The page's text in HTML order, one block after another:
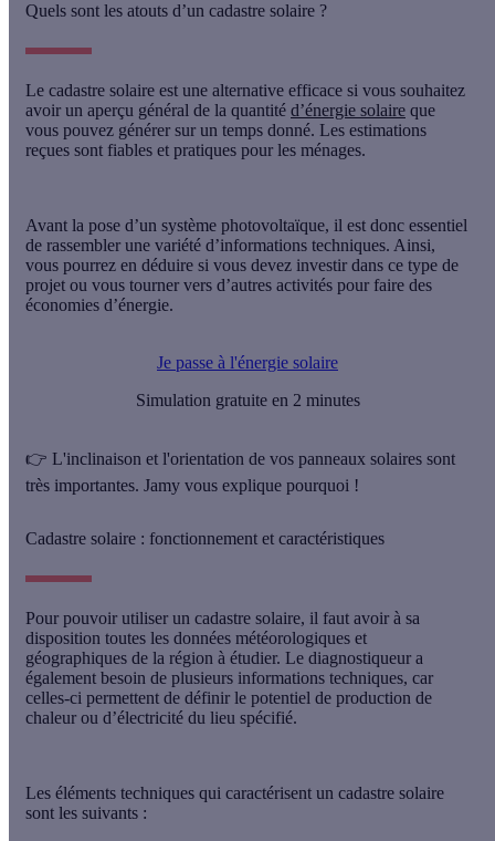
Quels sont les atouts d’un cadastre solaire ?
Le cadastre solaire est une alternative efficace si vous souhaitez
avoir un aperçu général de la quantité d’énergie solaire que
vous pouvez générer sur un temps donné. Les estimations
reçues sont fiables et pratiques pour les ménages.
Avant la pose d’un système photovoltaïque, il est donc essentiel
de rassembler une variété d’informations techniques. Ainsi,
vous pourrez en déduire si vous devez investir dans ce type de
projet ou vous tourner vers d’autres activités pour faire des
économies d’énergie.
Je passe à l'énergie solaire
Simulation gratuite en 2 minutes
👉 L'inclinaison et l'orientation de vos panneaux solaires sont
très importantes. Jamy vous explique pourquoi !
Cadastre solaire : fonctionnement et caractéristiques
Pour pouvoir utiliser un cadastre solaire, il faut avoir à sa
disposition toutes les données météorologiques et
géographiques de la région à étudier. Le diagnostiqueur a
également besoin de plusieurs informations techniques, car
celles-ci permettent de définir le potentiel de production de
chaleur ou d’électricité du lieu spécifié.
Les éléments techniques qui caractérisent un cadastre solaire
sont les suivants :